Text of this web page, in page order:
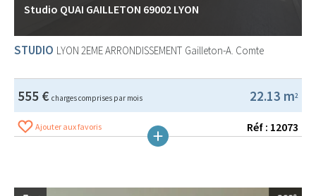
Studio QUAI GAILLETON 69002 LYON
STUDIO LYON 2EME ARRONDISSEMENT Gailleton-A. Comte
22.13 m2
555 € charges comprises par mois
Ajouter aux favoris Réf : 12073